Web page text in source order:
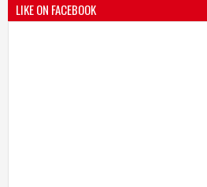
LIKE ON FACEBOOK